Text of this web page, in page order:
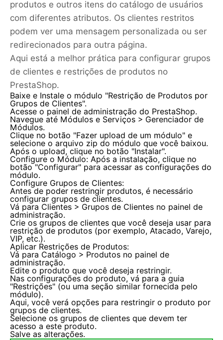
produtos e outros itens do catálogo de usuários
com diferentes atributos. Os clientes restritos
podem ver uma mensagem personalizada ou ser
redirecionados para outra página.
Aqui está a melhor prática para configurar grupos
de clientes e restrições de produtos no
PrestaShop.
Baixe e Instale o módulo "Restrição de Produtos por
Grupos de Clientes".
Acesse o painel de administração do PrestaShop.
Navegue até Módulos e Serviços > Gerenciador de
Módulos.
Clique no botão "Fazer upload de um módulo" e
selecione o arquivo zip do módulo que você baixou.
Após o upload, clique no botão "Instalar".
Configure o Módulo: Após a instalação, clique no
botão "Configurar" para acessar as configurações do
módulo.
Configure Grupos de Clientes:
Antes de poder restringir produtos, é necessário
configurar grupos de clientes.
Vá para Clientes > Grupos de Clientes no painel de
administração.
Crie os grupos de clientes que você deseja usar para
restrição de produtos (por exemplo, Atacado, Varejo,
VIP, etc.).
Aplicar Restrições de Produtos:
Vá para Catálogo > Produtos no painel de
administração.
Edite o produto que você deseja restringir.
Nas configurações do produto, vá para a guia
"Restrições" (ou uma seção similar fornecida pelo
módulo).
Aqui, você verá opções para restringir o produto por
grupos de clientes.
Selecione os grupos de clientes que devem ter
acesso a este produto.
Salve as alterações.